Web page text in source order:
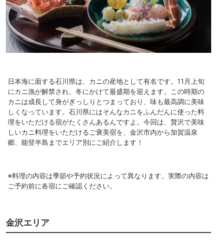
日本海に面する石川県は、カニの産地として有名です。11月上旬
にカニ漁が解禁され、冬にかけて最盛期を迎えます。この時期の
カニは成長して身がぎっしりとつまっており、味も最高調に美味
しくなっています。石川県にはそんなカニをふんだんに使った料
理をいただける宿がたくさんあるんですよ。今回は、贅沢で美味
しいカニ料理をいただけるご褒美宿を、金沢市内から加賀温泉
郷、能登半島までエリア別にご紹介します！
※料理の内容は季節や予約状況によって異なります。実際の内容は
ご予約前に各宿にご確認ください。
金沢エリア